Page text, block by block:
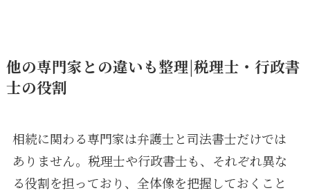
他の専門家との違いも整理|税理士・行政書
士の役割
相続に関わる専門家は弁護士と司法書士だけでは
ありません。税理士や行政書士も、それぞれ異な
る役割を担っており、全体像を把握しておくこと